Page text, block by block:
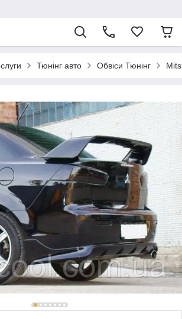
Тюнінг авто Обвіси Тюнінг